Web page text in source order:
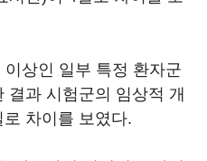
상인 일부 특정 환자군
결과 시험군의 임상적 개
차이를 보였다.